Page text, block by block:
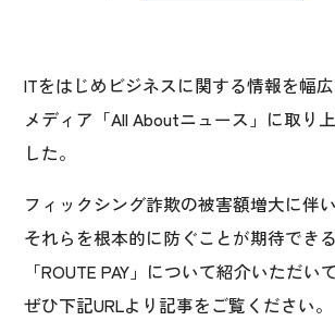
ITをはじめビジネスに関する情報を幅
メディア「All Aboutニュース」に取り
した。
フィックシング詐欺の被害額増大に伴い
それらを根本的に防ぐことが期待でき
「ROUTE PAY」について紹介いただい
ぜひ下記URLより記事をご覧ください。